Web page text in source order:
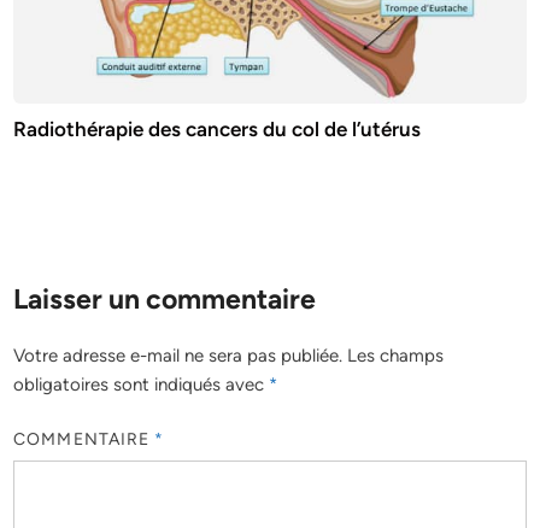
Radiothérapie des cancers du col de l’utérus
Laisser un commentaire
Votre adresse e-mail ne sera pas publiée. Les champs
obligatoires sont indiqués avec *
COMMENTAIRE *